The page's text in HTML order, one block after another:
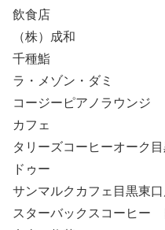
飲食店
（株）成和
千種鮨
ラ・メゾン・ダミ
コージーピアノラウンジ
カフェ
タリーズコーヒーオーク
ドゥー
サンマルクカフェ目黒東
スターバックスコーヒー